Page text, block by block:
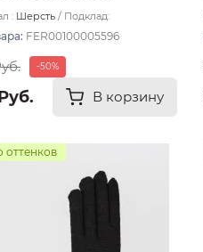
: Шерсть
Подклад:
FER00100005596
-50%
В корзину
оттенков